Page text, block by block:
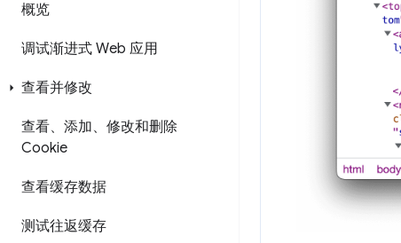
概览
调试渐进式 Web 应用
查看并修改
查看、添加、修改和删除
Cookie
查看缓存数据
测试往返缓存